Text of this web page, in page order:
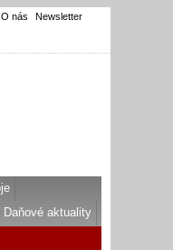
O nás Newsletter
Daňové aktuality